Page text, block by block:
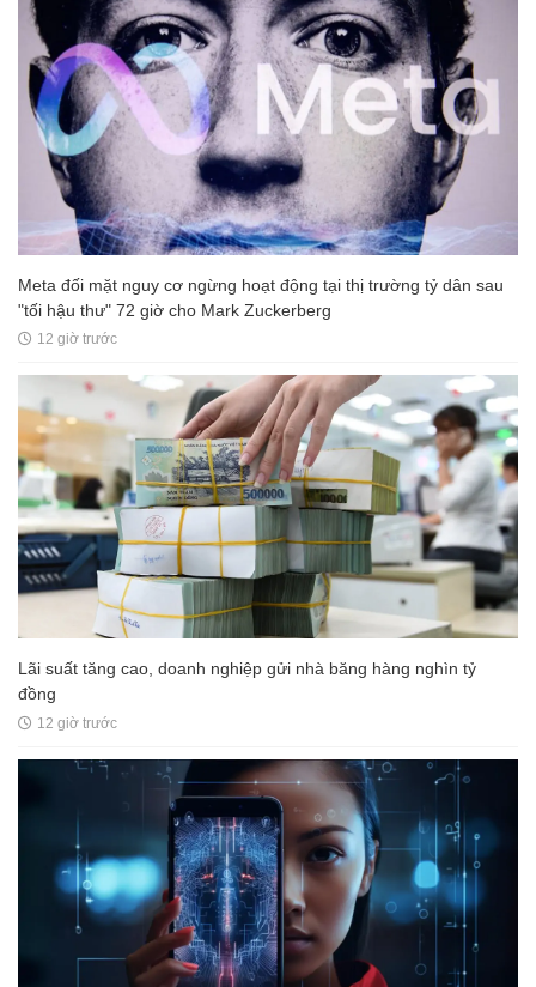
Meta đối mặt nguy cơ ngừng hoạt động tại thị trường tỷ dân sau
"tối hậu thư" 72 giờ cho Mark Zuckerberg
12 giờ trước
Lãi suất tăng cao, doanh nghiệp gửi nhà băng hàng nghìn tỷ
đồng
12 giờ trước